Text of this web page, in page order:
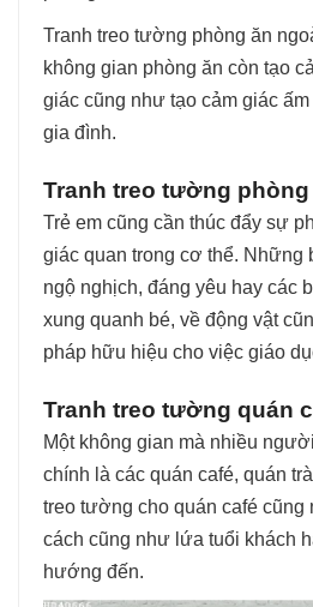
Tranh treo tường phòng ăn
không gian phòng ăn còn tạo
giác cũng như tạo cảm giác
gia đình.
Tranh treo tường phòng
Trẻ em cũng cần thúc đẩy sự
giác quan trong cơ thể. Những
ngộ nghịch, đáng yêu hay các
xung quanh bé, về động vật
pháp hữu hiệu cho việc giáo
Tranh treo tường quán
Một không gian mà nhiều
chính là các quán café, quán
treo tường cho quán café cũng
cách cũng như lứa tuổi khách
hướng đến.